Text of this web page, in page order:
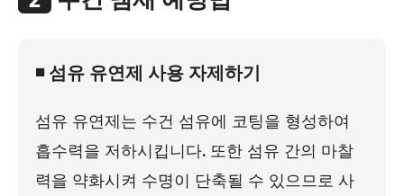
◾ 섬유 유연제 사용 자제하기
섬유 유연제는 수건 섬유에 코팅을 형성하여
흡수력을 저하시킵니다. 또한 섬유 간의 마찰
력을 약화시켜 수명이 단축될 수 있으므로 사